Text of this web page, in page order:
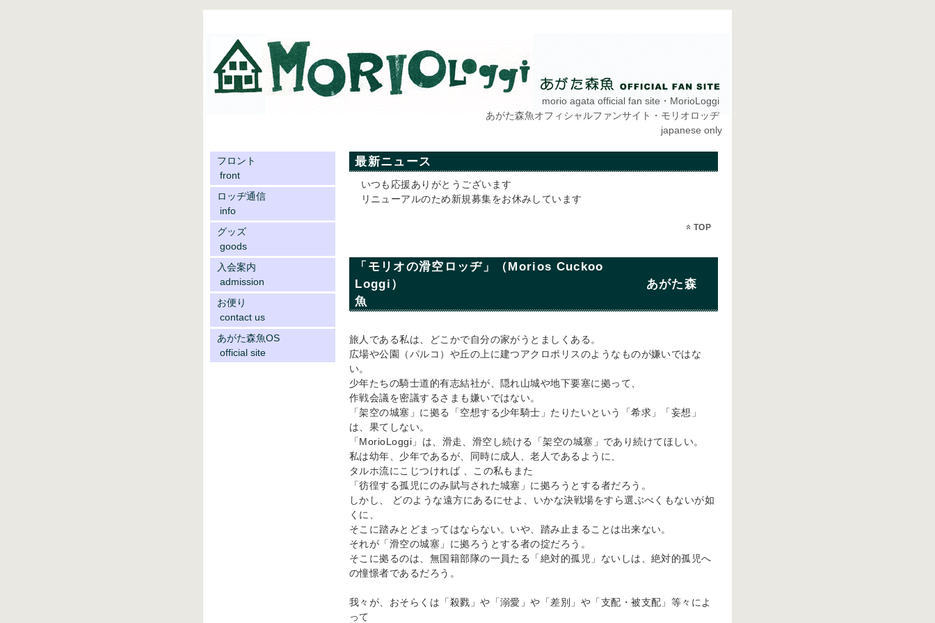
morio agata official fan site・MorioLoggi
あがた森魚オフィシャルファンサイト・モリオロッヂ
japanese only
フロント
front
ロッヂ通信
info
グッズ
goods
入会案内
admission
お便り
contact us
あがた森魚OS
official site
最新ニュース
いつも応援ありがとうございます
リニューアルのため新規募集をお休みしています
TOP
「モリオの滑空ロッヂ」（Morios Cuckoo
Loggi） あがた森
魚
旅人である私は、どこかで自分の家がうとましくある。
広場や公園（パルコ）や丘の上に建つアクロポリスのようなものが嫌いではな
い。
少年たちの騎士道的有志結社が、隠れ山城や地下要塞に拠って、
作戦会議を密議するさまも嫌いではない。
「架空の城塞」に拠る「空想する少年騎士」たりたいという「希求」「妄想」
は、果てしない。
「MorioLoggi」は、滑走、滑空し続ける「架空の城塞」であり続けてほしい。
私は幼年、少年であるが、同時に成人、老人であるように、
タルホ流にこじつければ 、この私もまた
「彷徨する孤児にのみ賦与された城塞」に拠ろうとする者だろう。
しかし、 どのような遠方にあるにせよ、いかな決戦場をすら選ぶべくもないが如
くに、
そこに踏みとどまってはならない。いや、踏み止まることは出来ない。
それが「滑空の城塞」に拠ろうとする者の掟だろう。
そこに拠るのは、無国籍部隊の一員たる「絶対的孤児」ないしは、絶対的孤児へ
の憧憬者であるだろう。
我々が、おそらくは「殺戮」や「溺愛」や「差別」や「支配・被支配」等々によ
って